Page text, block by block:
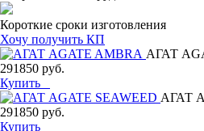
Короткие сроки изготовления
Хочу получить КП
АГАТ
291850 руб.
Купить
АГАТ
291850 руб.
Купить